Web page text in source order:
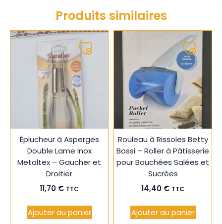
Produits similaires
Éplucheur à Asperges
Double Lame Inox
Metaltex – Gaucher et
Droitier
11,70 € TTC
Ajouter au panier
Ajouter
Rouleau à Rissoles Betty
Bossi – Roller à Pâtisserie
pour Bouchées Salées et
Sucrées
14,40 € TTC
Ajouter au panier
Ajouter
à
ma
liste